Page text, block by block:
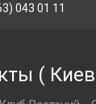
043 01 11
( Киев